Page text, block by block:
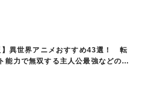
】異世界アニメおすすめ43選！ 転
能力で無双する主人公最強などの人